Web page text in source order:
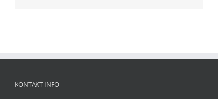
KONTAKT INFO